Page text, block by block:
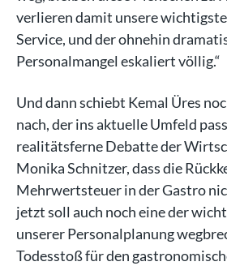
verlieren damit unsere
Service, und der ohnehin
Personalmangel eskaliert völlig.“
Und dann schiebt Kemal Üres
nach, der ins aktuelle Umfeld
realitätsferne Debatte der
Monika Schnitzer, dass die
Mehrwertsteuer in der Gastro
jetzt soll auch noch eine der
unserer Personalplanung
Todesstoß für den